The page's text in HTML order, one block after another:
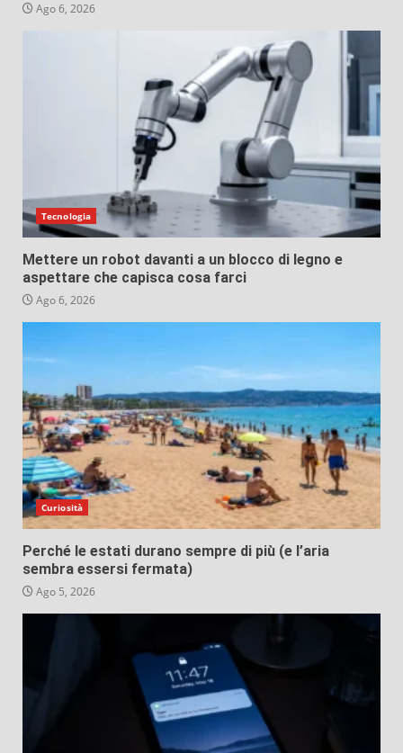
Ago 6, 2026
Tecnologia
Mettere un robot davanti a un blocco di legno e
aspettare che capisca cosa farci
Ago 6, 2026
Curiosità
Perché le estati durano sempre di più (e l’aria
sembra essersi fermata)
Ago 5, 2026